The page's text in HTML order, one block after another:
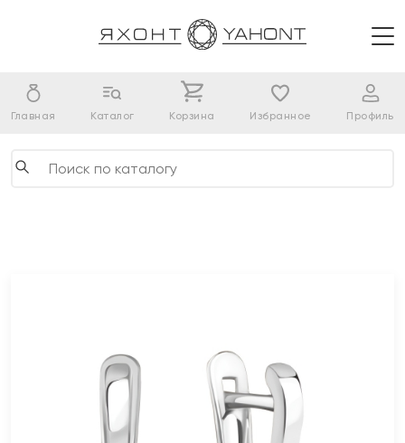
Главная Каталог Корзина Избранное Профиль